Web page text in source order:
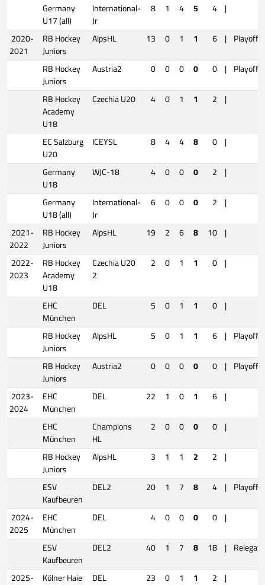
Germany
U17 (all)
International-
Jr
8 1 4 5 4 |
2020-
2021
RB Hockey
Juniors
AlpsHL 13 0 1 1 6 | Playoffs
RB Hockey
Juniors
Austria2 0 0 0 0 0 | Playoffs
RB Hockey
Academy
U18
Czechia U20 4 0 1 1 2 |
EC Salzburg
U20
ICEYSL 8 4 4 8 0 |
Germany
U18
WJC-18 4 0 0 0 2 |
Germany
U18 (all)
International-
Jr
6 0 0 0 2 |
2021-
2022
RB Hockey
Juniors
AlpsHL 19 2 6 8 10 |
2022-
2023
RB Hockey
Academy
U18
Czechia U20
2
2 0 1 1 0 |
EHC
München
DEL 5 0 1 1 0 |
RB Hockey
Juniors
AlpsHL 5 0 1 1 6 | Playoffs
RB Hockey
Juniors
Austria2 0 0 0 0 0 | Playoffs
2023-
2024
EHC
München
DEL 22 1 0 1 6 |
EHC
München
Champions
HL
2 0 0 0 0 |
RB Hockey
Juniors
AlpsHL 3 1 1 2 2 |
ESV
Kaufbeuren
DEL2 20 1 7 8 4 | Playoffs
2024-
2025
EHC
München
DEL 4 0 0 0 0 |
ESV
Kaufbeuren
DEL2 40 1 7 8 18 |
2025-
Kölner Haie DEL 23 0 1 1 2 |